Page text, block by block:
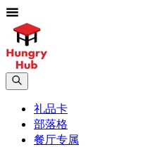
礼品卡
部落格
餐厅专属